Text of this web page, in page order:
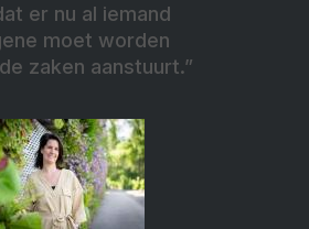
er nu al iemand
moet worden
zaken aanstuurt.”